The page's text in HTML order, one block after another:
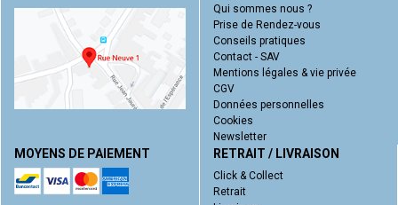
Qui sommes nous ?
Prise de Rendez-vous
Conseils pratiques
Contact - SAV
Mentions légales & vie privée
CGV
Données personnelles
Cookies
Newsletter
MOYENS DE PAIEMENT RETRAIT / LIVRAISON
Click & Collect
Retrait